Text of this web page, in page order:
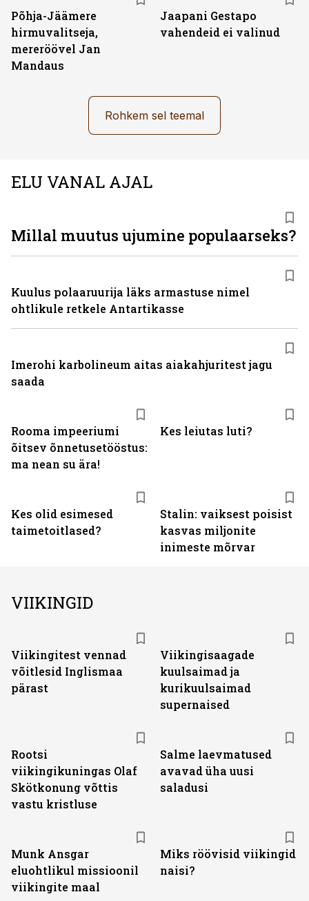
Põhja-Jäämere
hirmuvalitseja,
mereröövel Jan
Mandaus
Jaapani Gestapo
vahendeid ei valinud
Rohkem sel teemal
ELU VANAL AJAL
Rooma impeeriumi
õitsev õnnetusetööstus:
ma nean su ära!
Kes leiutas luti?
Kes olid esimesed
taimetoitlased?
Stalin: vaiksest poisist
kasvas miljonite
inimeste mõrvar
Millal muutus ujumine populaarseks?
Kuulus polaaruurija läks armastuse nimel
ohtlikule retkele Antartikasse
Imerohi karbolineum aitas aiakahjuritest jagu
saada
VIIKINGID
Viikingitest vennad
võitlesid Inglismaa
pärast
Viikingisaagade
kuulsaimad ja
kurikuulsaimad
supernaised
Rootsi
viikingikuningas Olaf
Skötkonung võttis
vastu kristluse
Salme laevmatused
avavad üha uusi
saladusi
Munk Ansgar
eluohtlikul missioonil
viikingite maal
Miks röövisid viikingid
naisi?